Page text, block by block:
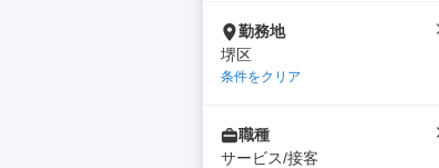
勤務地
堺区
条件をクリア
職種
サービス/接客